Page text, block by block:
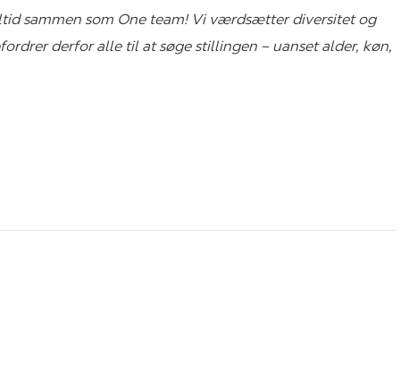
sammen som One team! Vi værdsætter diversitet og
derfor alle til at søge stillingen – uanset alder, køn,